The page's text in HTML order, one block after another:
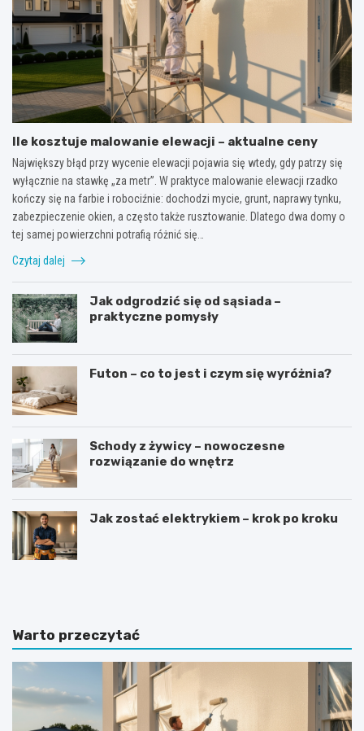
Ile kosztuje malowanie elewacji – aktualne ceny
Największy błąd przy wycenie elewacji pojawia się wtedy, gdy patrzy się
wyłącznie na stawkę „za metr”. W praktyce malowanie elewacji rzadko
kończy się na farbie i robociźnie: dochodzi mycie, grunt, naprawy tynku,
zabezpieczenie okien, a często także rusztowanie. Dlatego dwa domy o
tej samej powierzchni potrafią różnić się…
Czytaj dalej
Jak odgrodzić się od sąsiada –
praktyczne pomysły
Futon – co to jest i czym się wyróżnia?
Schody z żywicy – nowoczesne
rozwiązanie do wnętrz
Jak zostać elektrykiem – krok po kroku
J
p
ł
y
k
J
b
r
a
i
Warto przeczytać